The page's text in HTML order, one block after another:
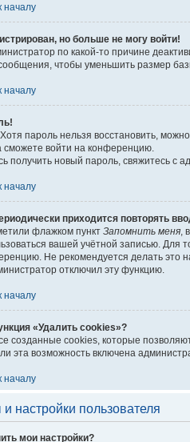
началу
но больше не могу войти!
по какой-то причине
чтобы уменьшить размер
началу
пароль нельзя восстановить,
сможете войти на конференцию.
получить новый пароль, свяжитесь с
началу
приходится повторять
флажком пункт Запомнить меня ,
вашей учётной записью. Для
Не рекомендуется делать это
отключил эту функцию.
началу
«Удалить cookies»?
созданные cookies, которые
эта возможность включена
началу
настройки пользователя
мои настройки?